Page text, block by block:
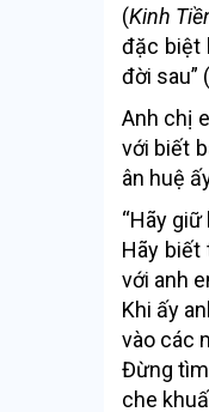
(Kinh
đặc biệt
đời sau” (
Anh chị
với biết
ân huệ
“Hãy
Hãy
với anh
Khi ấy
vào các
Đừng tìm
che